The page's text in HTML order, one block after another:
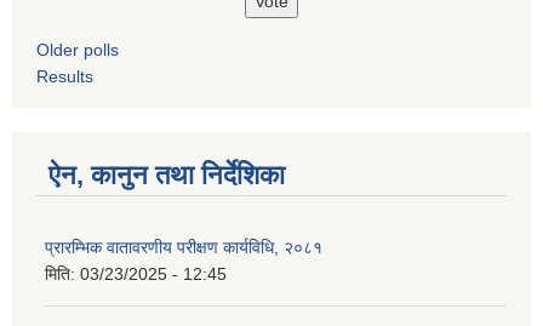
Older polls
Results
ऐन, कानुन तथा निर्देशिका
प्रारम्भिक वातावरणीय परीक्षण कार्यविधि, २०८१
मिति: 03/23/2025 - 12:45